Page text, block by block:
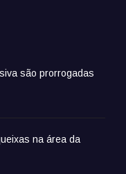
são prorrogadas
na área da